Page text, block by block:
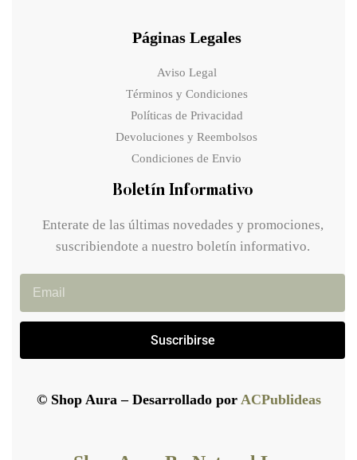
Páginas Legales
Aviso Legal
Términos y Condiciones
Políticas de Privacidad
Devoluciones y Reembolsos
Condiciones de Envio
Boletín Informativo
Enterate de las últimas novedades y promociones,
suscribiendote a nuestro boletín informativo.
Suscribirse
© Shop Aura – Desarrollado por ACPublideas